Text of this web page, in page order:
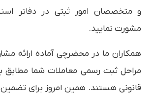
و متخصصان امور ثبتی در دفاتر
مشورت نمایید.
همکاران ما در محضرچی آماده ارائه
مراحل ثبت رسمی معاملات شما مطابق
قانونی هستند. همین امروز برای